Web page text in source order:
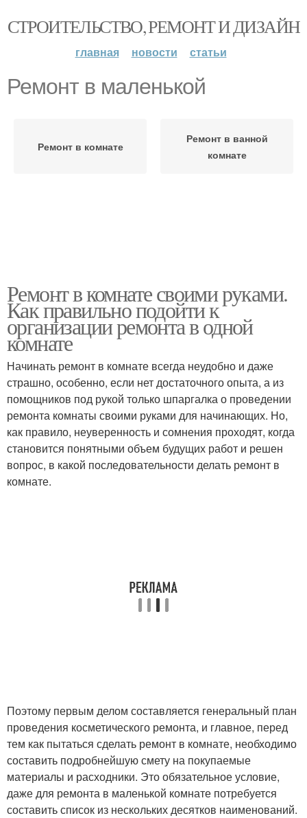
СТРОИТЕЛЬСТВО, РЕМОНТ И ДИЗАЙН
главная новости статьи
Ремонт в маленькой
Ремонт в комнате
Ремонт в ванной
комнате
Ремонт в комнате своими руками.
Как правильно подойти к
организации ремонта в одной
комнате
Начинать ремонт в комнате всегда неудобно и даже
страшно, особенно, если нет достаточного опыта, а из
помощников под рукой только шпаргалка о проведении
ремонта комнаты своими руками для начинающих. Но,
как правило, неуверенность и сомнения проходят, когда
становится понятными объем будущих работ и решен
вопрос, в какой последовательности делать ремонт в
комнате.
Поэтому первым делом составляется генеральный план
проведения косметического ремонта, и главное, перед
тем как пытаться сделать ремонт в комнате, необходимо
составить подробнейшую смету на покупаемые
материалы и расходники. Это обязательное условие,
даже для ремонта в маленькой комнате потребуется
составить список из нескольких десятков наименований.